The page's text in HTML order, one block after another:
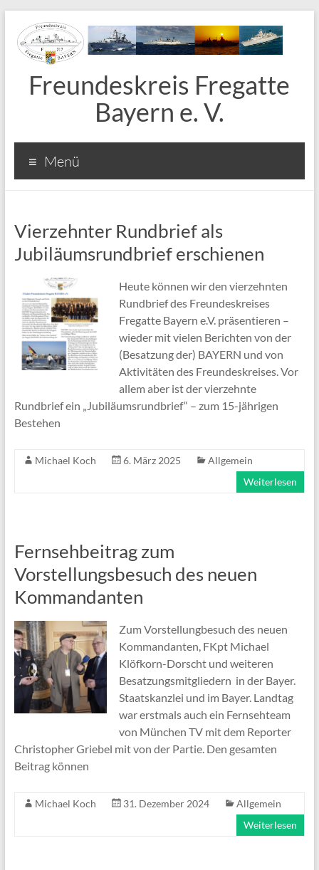
Freundeskreis Fregatte
Bayern e. V.
Menü
Vierzehnter Rundbrief als
Jubiläumsrundbrief erschienen
Heute können wir den vierzehnten
Rundbrief des Freundeskreises
Fregatte Bayern e.V. präsentieren –
wieder mit vielen Berichten von der
(Besatzung der) BAYERN und von
Aktivitäten des Freundeskreises. Vor
allem aber ist der vierzehnte
Rundbrief ein „Jubiläumsrundbrief“ – zum 15-jährigen
Bestehen
Michael Koch 6. März 2025
Allgemein
Weiterlesen
Fernsehbeitrag zum
Vorstellungsbesuch des neuen
Kommandanten
Zum Vorstellungbesuch des neuen
Kommandanten, FKpt Michael
Klöfkorn-Dorscht und weiteren
Besatzungsmitgliedern in der Bayer.
Staatskanzlei und im Bayer. Landtag
war erstmals auch ein Fernsehteam
von München TV mit dem Reporter
Christopher Griebel mit von der Partie. Den gesamten
Beitrag können
Michael Koch 31. Dezember 2024
Allgemein
Weiterlesen